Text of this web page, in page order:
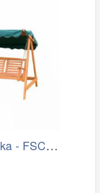
EDEN houpačka - FSC ROJAPLAST